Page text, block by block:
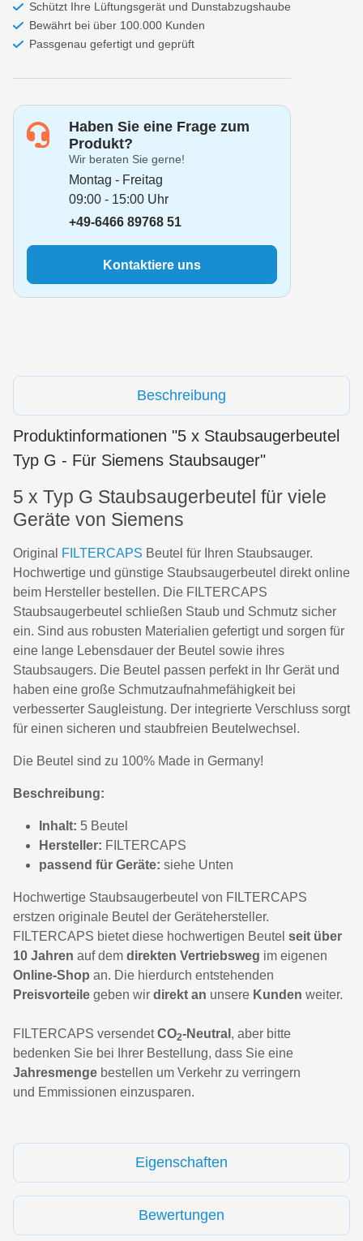
Siemens VS 42B00...44B99
Siemens VS 50A00...59A99
Siemens VS 50B00...59B99
Siemens VS 50C00...59C99
Siemens VS 50D00...59D99
Siemens VS 50E00...59E99
Siemens VS 60A00...62A99
Siemens VS 63A00
Siemens VS 63A01...63A06
Siemens VS 70A00...79A99
Siemens VS 70B00...79B99
Siemens VS 70C00...79C99
Siemens VS 90A...99A...
Siemens VS 50000...59999
Siemens VS 70000...71999
Siemens VS Z3...SERIE Z3.0
Siemens VS Z4...SERIE Z4.0
Schützt Ihre Lüftungsgerät und Dunstabzugshaube
Bewährt bei über 100.000 Kunden
Passgenau gefertigt und geprüft
Haben Sie eine Frage zum
Produkt?
Wir beraten Sie gerne!
Montag - Freitag
09:00 - 15:00 Uhr
+49-6466 89768 51
Kontaktiere uns
Beschreibung
Produktinformationen "5 x Staubsaugerbeutel
Typ G - Für Siemens Staubsauger"
5 x Typ G Staubsaugerbeutel für viele
Geräte von Siemens
Original FILTERCAPS Beutel für Ihren Staubsauger.
Hochwertige und günstige Staubsaugerbeutel direkt online
beim Hersteller bestellen. Die FILTERCAPS
Staubsaugerbeutel schließen Staub und Schmutz sicher
ein. Sind aus robusten Materialien gefertigt und sorgen für
eine lange Lebensdauer der Beutel sowie ihres
Staubsaugers. Die Beutel passen perfekt in Ihr Gerät und
haben eine große Schmutzaufnahmefähigkeit bei
verbesserter Saugleistung. Der integrierte Verschluss sorgt
für einen sicheren und staubfreien Beutelwechsel.
Die Beutel sind zu 100% Made in Germany!
Beschreibung:
Inhalt: 5 Beutel
Hersteller: FILTERCAPS
passend für Geräte: siehe Unten
Hochwertige Staubsaugerbeutel von FILTERCAPS
erstzen originale Beutel der Gerätehersteller.
FILTERCAPS bietet diese hochwertigen Beutel seit über
10 Jahren auf dem direkten Vertriebsweg im eigenen
Online-Shop an. Die hierdurch entstehenden
Preisvorteile geben wir direkt an unsere Kunden weiter.
FILTERCAPS versendetCO2-Neutral , aber bitte
bedenken Sie bei Ihrer Bestellung, dass Sie eine
Jahresmenge bestellen um Verkehr zu verringern
und Emmissionen einzusparen.
Eigenschaften
Bewertungen